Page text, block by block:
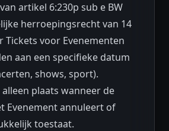
artikel 6:230p sub e BW
herroepingsrecht van 14
Tickets voor Evenementen
aan een specifieke datum
shows, sport).
plaats wanneer de
Evenement annuleert of
toestaat.